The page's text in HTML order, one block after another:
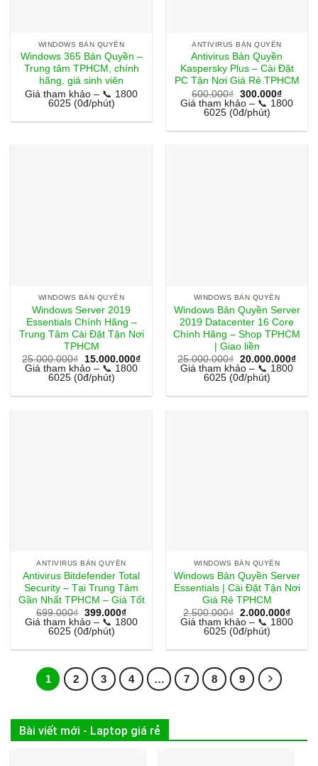
WINDOWS BẢN QUYỀN
Windows 365 Bản Quyền –
Trung tâm TPHCM, chính
hãng, giá sinh viên
Giá tham khảo – 📞 1800
6025 (0đ/phút)
ANTIVIRUS BẢN QUYỀN
Antivirus Bản Quyền
Kaspersky Plus – Cài Đặt
PC Tận Nơi Giá Rẻ TPHCM
600.000₫ Giá
gốc
là:
600.000₫.
300.000₫Giá
hiện
Giá tham khảo – 📞 1800
6025 (0đ/phút)
WINDOWS BẢN QUYỀN
Windows Server 2019
Essentials Chính Hãng –
Trung Tâm Cài Đặt Tận Nơi
TPHCM
25.000.000₫
Giá
gốc
là:
25.000.000₫.
15.000.000₫Giá
15.000.000₫.
Giá tham khảo – 📞 1800
6025 (0đ/phút)
WINDOWS BẢN QUYỀN
Windows Bản Quyền Server
2019 Datacenter 16 Core
Chính Hãng – Shop TPHCM
| Giao liền
25.000.000₫ Giá
gốc
là:
25.000.000₫.
20.000.000₫Giá
Giá tham khảo – 📞 1800
6025 (0đ/phút)
ANTIVIRUS BẢN QUYỀN
Antivirus Bitdefender Total
Security – Tại Trung Tâm
Gần Nhất TPHCM – Giá Tốt
699.000₫ Giá
gốc
là:
699.000₫.
399.000₫Giá
hiện
399.000₫.
Giá tham khảo – 📞 1800
6025 (0đ/phút)
WINDOWS BẢN QUYỀN
Windows Bản Quyền Server
Essentials | Cài Đặt Tận Nơi
Giá Rẻ TPHCM
2.500.000₫ Giá
gốc
là:
2.500.000₫.
2.000.000₫Giá
hiện
Giá tham khảo – 📞 1800
6025 (0đ/phút)
1 2 3 4 … 7 8 9
Bài viết mới - Laptop giá rẻ